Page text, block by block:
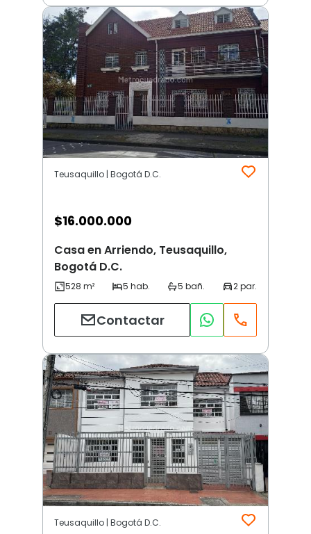
Teusaquillo | Bogotá D.C.
$16.000.000
Casa en Arriendo, Teusaquillo,
Bogotá D.C.
Contactar
Teusaquillo | Bogotá D.C.